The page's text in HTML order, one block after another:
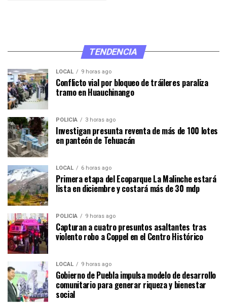
TENDENCIA
LOCAL 9 horas ago
Conflicto vial por bloqueo de tráileres paraliza
tramo en Huauchinango
POLICÍA 3 horas ago
Investigan presunta reventa de más de 100 lotes
en panteón de Tehuacán
LOCAL 6 horas ago
Primera etapa del Ecoparque La Malinche estará
lista en diciembre y costará más de 30 mdp
POLICÍA 9 horas ago
Capturan a cuatro presuntos asaltantes tras
violento robo a Coppel en el Centro Histórico
LOCAL 9 horas ago
Gobierno de Puebla impulsa modelo de desarrollo
comunitario para generar riqueza y bienestar
social